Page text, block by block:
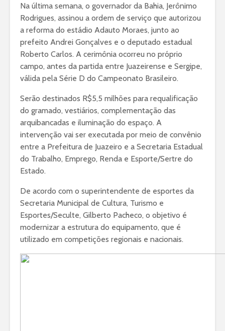
Na última semana, o governador da Bahia, Jerônimo
Rodrigues, assinou a ordem de serviço que autorizou
a reforma do estádio Adauto Moraes, junto ao
prefeito Andrei Gonçalves e o deputado estadual
Roberto Carlos. A cerimônia ocorreu no próprio
campo, antes da partida entre Juazeirense e Sergipe,
válida pela Série D do Campeonato Brasileiro.
Serão destinados R$5,5 milhões para requalificação
do gramado, vestiários, complementação das
arquibancadas e iluminação do espaço. A
intervenção vai ser executada por meio de convênio
entre a Prefeitura de Juazeiro e a Secretaria Estadual
do Trabalho, Emprego, Renda e Esporte/Sertre do
Estado.
De acordo com o superintendente de esportes da
Secretaria Municipal de Cultura, Turismo e
Esportes/Seculte, Gilberto Pacheco, o objetivo é
modernizar a estrutura do equipamento, que é
utilizado em competições regionais e nacionais.